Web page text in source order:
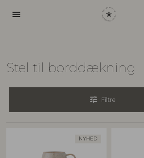
menu
Stel til borddækning
tune Filtre
NYHED